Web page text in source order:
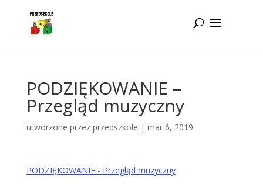
PODZIĘKOWANIE –
Przegląd muzyczny
utworzone przez przedszkole | mar 6, 2019
PODZIĘKOWANIE - Przegląd muzyczny